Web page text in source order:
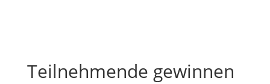
Teilnehmende gewinnen